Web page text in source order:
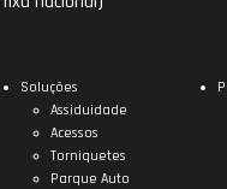
Soluções
Assiduidade
Acessos
Torniquetes
Parque Auto